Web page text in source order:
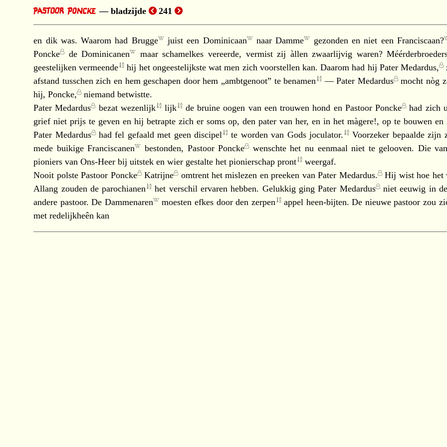
bladzijde 241
en dik was. Waarom had Brugge juist een Dominicaan naarDamme gezonden en niet eenFranciscaan?
Poncke deDominicanen
maar schamelkes vereerde, vermist zij àllen zwaarlijvig waren?
geestelijkenvermeende hij het ongeestelijkste wat men zich voorstellen kan. Daarom had hij Pater Medardus,
afstand tusschen zich en hem geschapen door hem „ambtgenoot” tebenamen —Pater Medardus mocht nòg
hij,Poncke, niemand betwistte.
Pater Medardus bezat wezenlijk lijk de bruine oogen van een trouwen hond en Pastoor Poncke had zich
grief niet prijs te geven en hij betrapte zich er soms op, den pater van her, en in het màgere!, op te bouwen
Pater Medardus had fel gefaald met geendiscipel te worden van Godsjoculator.
Voorzeker bepaalde zijn
mede buikigeFranciscanen bestonden, Pastoor Poncke wenschte het nu eenmaal niet te gelooven. Die
pioniers van Ons-Heer bij uitstek en wier gestalte het pionierschappront weergaf.
Nooit polstePastoor Poncke Katrijne omtrent het mislezen en preeken vanPater Medardus. Hij wist hoe het
Allang zouden deparochianen het verschil ervaren hebben. Gelukkig gingPater Medardus niet eeuwig in
andere pastoor. De Dammenaren moesten efkes door den zerpen appel heen-bijten. De nieuwe pastoor zou
met redelijkheên kan